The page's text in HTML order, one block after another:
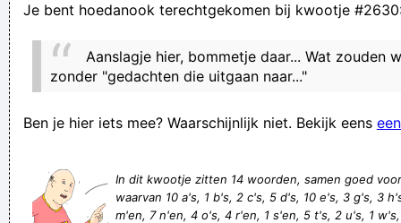
ik dan vraag wat er scheelt ben je meteen ook maar kwaad
Bepaalde mensen en wolken kunt ge met elkaar vergelijken,
stralende dag
Oh? Vurwa dè nou wir?
Ik stàà in 't roood... Wateur aan mijn lippen
Je bent hoedanook terechtgekomen bij kwootje
Aanslagje hier, bommetje daar... Wat zouden
zonder "gedachten die uitgaan naar..."
Ben je hier iets mee? Waarschijnlijk niet. Bekijk eens
In dit kwootje zitten 14 woorden, samen goed
waarvan 10 a's, 1 b's, 2 c's, 5 d's, 10 e's, 3 g's, 3
m'en, 7 n'en, 4 o's, 4 r'en, 1 s'en, 5 t's, 2 u's, 1